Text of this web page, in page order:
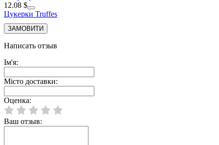
12.08 $
Цукерки Truffes
Написать отзыв
Ім'я:
Місто доставки:
Оценка:
Ваш отзыв: